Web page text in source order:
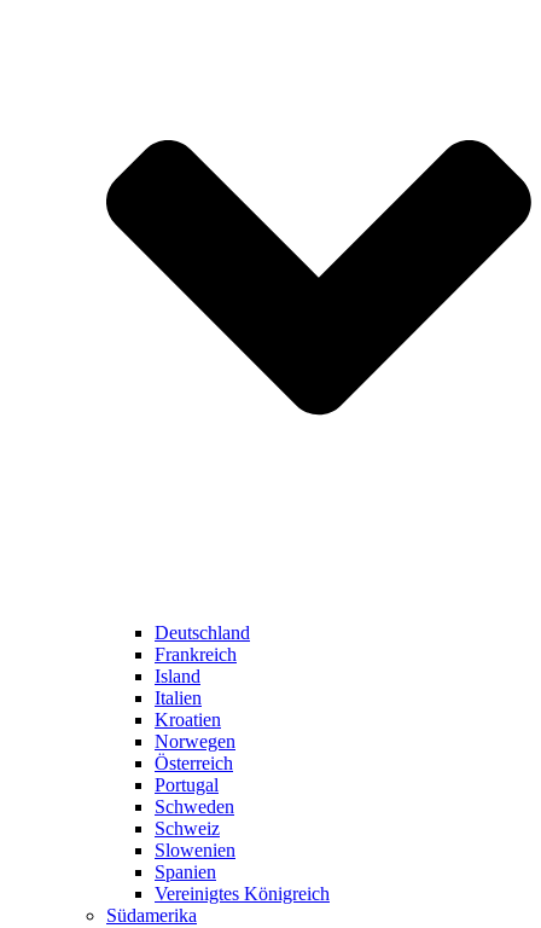
Deutschland
Frankreich
Island
Italien
Kroatien
Norwegen
Österreich
Portugal
Schweden
Schweiz
Slowenien
Spanien
Vereinigtes Königreich
Südamerika